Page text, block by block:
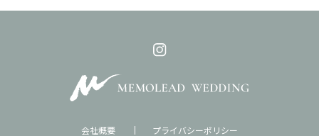
会社概要 プライバシーポリシー